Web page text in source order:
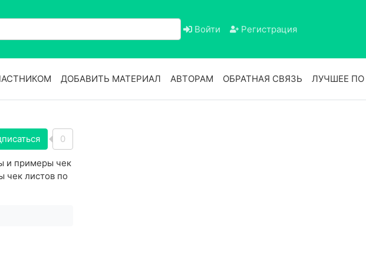
Войти Регистрация
ДОБАВИТЬ МАТЕРИАЛ АВТОРАМ ОБРАТНАЯ СВЯЗЬ ЛУЧШЕЕ
0
и примеры чек
чек листов по